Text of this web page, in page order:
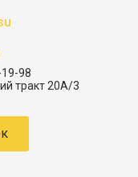
98
тракт 20А/3